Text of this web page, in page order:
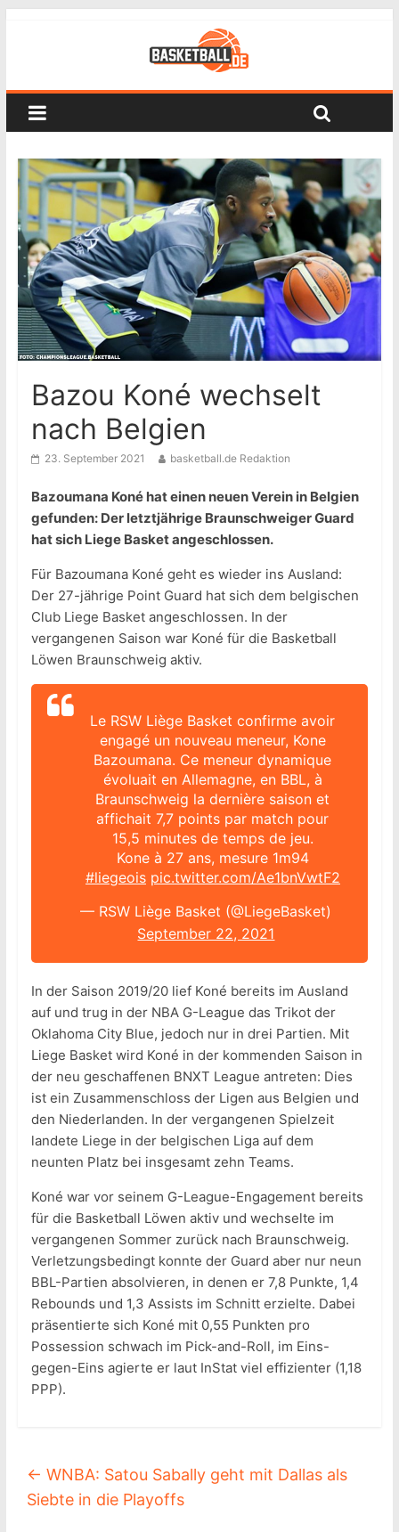
Bazou Koné wechselt
nach Belgien
23. September 2021 basketball.de Redaktion
Bazoumana Koné hat einen neuen Verein in Belgien
gefunden: Der letztjährige Braunschweiger Guard
hat sich Liege Basket angeschlossen.
Für Bazoumana Koné geht es wieder ins Ausland:
Der 27-jährige Point Guard hat sich dem belgischen
Club Liege Basket angeschlossen. In der
vergangenen Saison war Koné für die Basketball
Löwen Braunschweig aktiv.
Le RSW Liège Basket confirme avoir
engagé un nouveau meneur, Kone
Bazoumana. Ce meneur dynamique
évoluait en Allemagne, en BBL, à
Braunschweig la dernière saison et
affichait 7,7 points par match pour
15,5 minutes de temps de jeu.
Kone à 27 ans, mesure 1m94
#liegeois pic.twitter.com/Ae1bnVwtF2
— RSW Liège Basket (@LiegeBasket)
September 22, 2021
In der Saison 2019/20 lief Koné bereits im Ausland
auf und trug in der NBA G-League das Trikot der
Oklahoma City Blue, jedoch nur in drei Partien. Mit
Liege Basket wird Koné in der kommenden Saison in
der neu geschaffenen BNXT League antreten: Dies
ist ein Zusammenschloss der Ligen aus Belgien und
den Niederlanden. In der vergangenen Spielzeit
landete Liege in der belgischen Liga auf dem
neunten Platz bei insgesamt zehn Teams.
Koné war vor seinem G-League-Engagement bereits
für die Basketball Löwen aktiv und wechselte im
vergangenen Sommer zurück nach Braunschweig.
Verletzungsbedingt konnte der Guard aber nur neun
BBL-Partien absolvieren, in denen er 7,8 Punkte, 1,4
Rebounds und 1,3 Assists im Schnitt erzielte. Dabei
präsentierte sich Koné mit 0,55 Punkten pro
Possession schwach im Pick-and-Roll, im Eins-
gegen-Eins agierte er laut InStat viel effizienter (1,18
PPP).
← WNBA: Satou Sabally geht mit Dallas als
Siebte in die Playoffs